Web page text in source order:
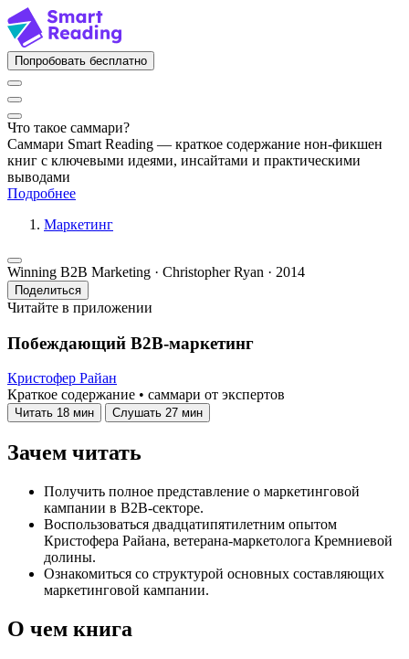
Попробовать бесплатно
Что такое саммари?
Саммари Smart Reading — краткое содержание нон-фикшен
книг с ключевыми идеями, инсайтами и практическими
выводами
Подробнее
Маркетинг
Winning B2B Marketing · Christopher Ryan · 2014
Поделиться
Читайте в приложении
Побеждающий B2B-маркетинг
Кристофер Райан
Краткое содержание • саммари от экспертов
Читать 18 мин Слушать 27 мин
Зачем читать
Получить полное представление о маркетинговой
кампании в B2B-секторе.
Воспользоваться двадцатипятилетним опытом
Кристофера Райана, ветерана-маркетолога Кремниевой
долины.
Ознакомиться со структурой основных составляющих
маркетинговой кампании.
О чем книга